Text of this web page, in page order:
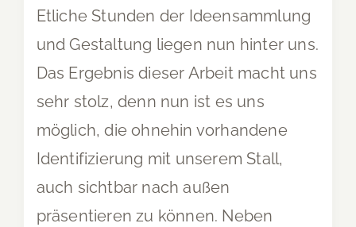
Etliche Stunden der Ideensammlung
und Gestaltung liegen nun hinter uns.
Das Ergebnis dieser Arbeit macht uns
sehr stolz, denn nun ist es uns
möglich, die ohnehin vorhandene
Identifizierung mit unserem Stall,
auch sichtbar nach außen
präsentieren zu können. Neben